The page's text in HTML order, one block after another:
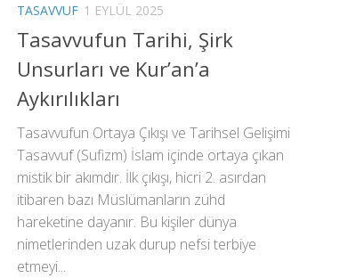
TASAVVUF 1 EYLÜL 2025
Tasavvufun Tarihi, Şirk
Unsurları ve Kur’an’a
Aykırılıkları
Tasavvufun Ortaya Çıkışı ve Tarihsel Gelişimi
Tasavvuf (Sufizm) İslam içinde ortaya çıkan
mistik bir akımdır. İlk çıkışı, hicri 2. asırdan
itibaren bazı Müslümanların zühd
hareketine dayanır. Bu kişiler dünya
nimetlerinden uzak durup nefsi terbiye
etmeyi...